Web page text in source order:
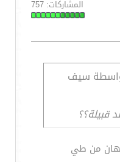
المشاركات: 757
سيف
قبيلة؟؟
من طي